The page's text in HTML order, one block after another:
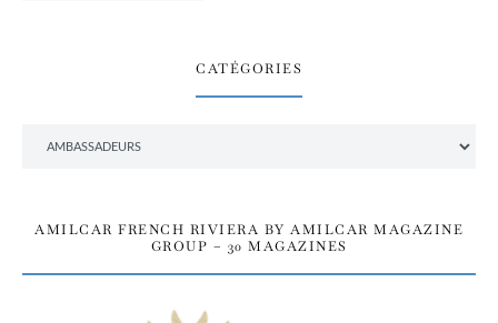
CATÉGORIES
AMILCAR FRENCH RIVIERA BY AMILCAR MAGAZINE
GROUP – 30 MAGAZINES